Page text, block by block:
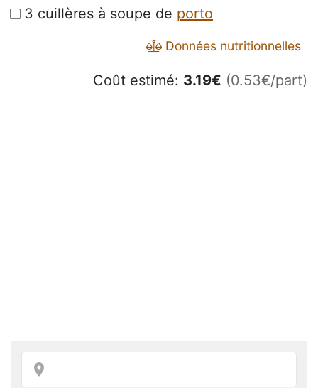
3 cuillères à soupe de porto
Données nutritionnelles
Coût estimé: 3.19€ (0.53€/part)